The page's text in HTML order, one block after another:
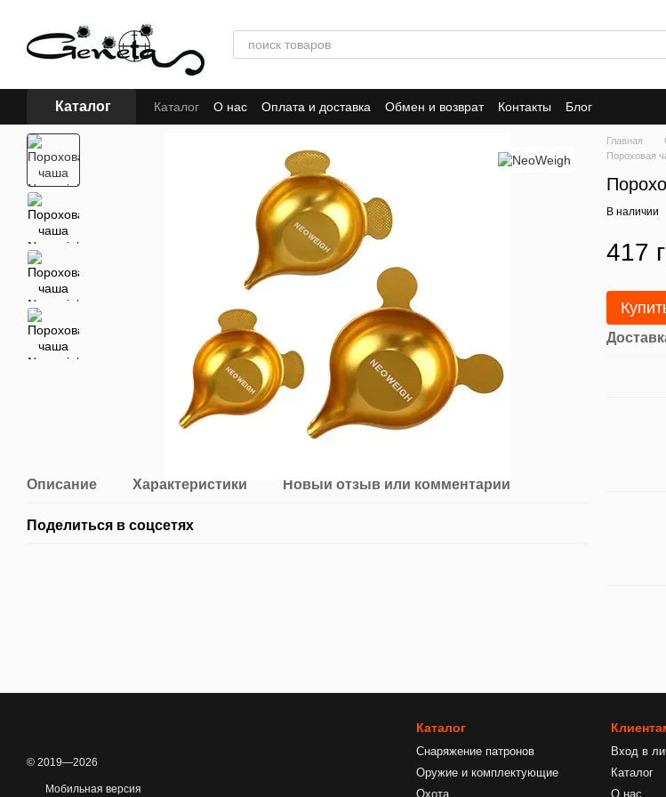
Каталог Каталог О нас Оплата и доставка Обмен и возврат Контакты Блог
Описание Характеристики Новый отзыв или комментарий
Поделиться в соцсетях
Главная
Пороховая
В наличии
417
© 2019—2026
Мобильная версия
Каталог
Снаряжение патронов
Оружие и комплектующие
Охота
Вход в
Каталог
О нас